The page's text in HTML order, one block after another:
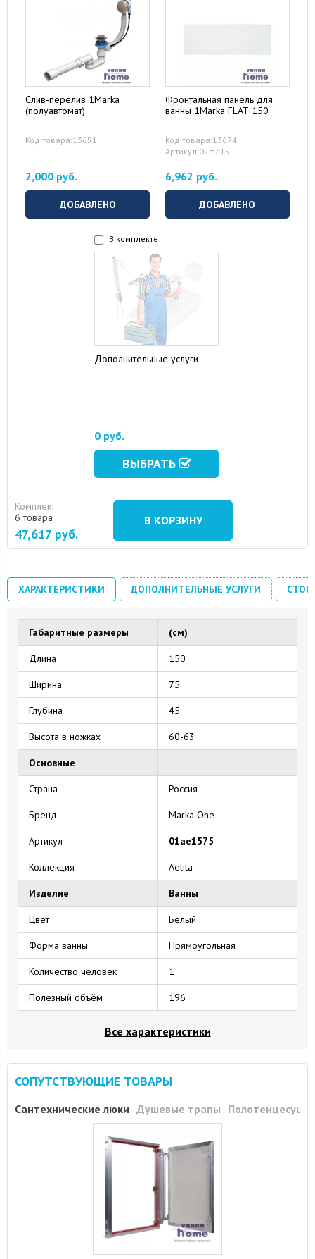
16 August 2024
Слив-перелив 1Marka
(полуавтомат)
Код товара:13651
2,000 руб.
ДОБАВЛЕНО
Фронтальная панель для
ванны 1Marka FLAT 150
Код товара:13674
Артикул:02фл15
6,962 руб.
ДОБАВЛЕНО
В комплекте
Дополнительные услуги
0 руб.
ВЫБРАТЬ
Комплект:
6 товара
47,617 руб.
В КОРЗИНУ
ХАРАКТЕРИСТИКИ ДОПОЛНИТЕЛЬНЫЕ УСЛУГИ
Габаритные размеры (см)
Длина 150
Ширина 75
Глубина 45
Высота в ножках 60-63
Основные
Страна Россия
Бренд Marka One
Артикул 01ае1575
Коллекция Aelita
Изделие Ванны
Цвет Белый
Форма ванны Прямоугольная
Количество человек 1
Полезный объём 196
Все характеристики
СОПУТСТВУЮЩИЕ ТОВАРЫ
Сантехнические люки Душевые трапы